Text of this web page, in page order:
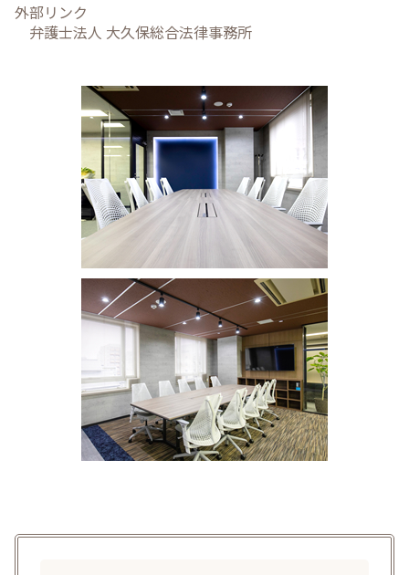
外部リンク
弁護士法人 大久保総合法律事務所